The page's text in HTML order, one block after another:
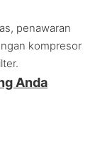
penawaran
kompresor
Anda